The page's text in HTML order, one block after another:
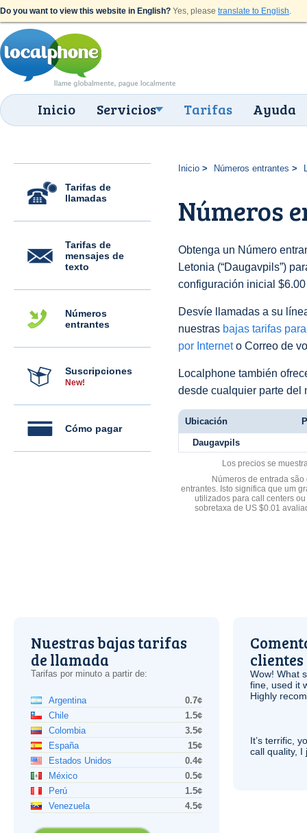
Do you want to view this website in English? Yes, please translate to English.
Inicio Servicios Tarifas Ayuda
Tarifas de
llamadas
Tarifas de
mensajes de
texto
Números
entrantes
Suscripciones
New!
Cómo pagar
Inicio Números entrantes
Números
Obtenga un Número
Letonia (“Daugavpils”)
configuración inicial
Desvíe llamadas a su
nuestras bajas tarifas
por Interneto Correo de
Localphone también
desde cualquier parte del
Ubicación
Daugavpils
Los precios se
Números de entrada
entrantes. Isto significa que um
utilizados para call centers
sobretaxa de US $0.01
Nuestras bajas tarifas
de llamada
Tarifas por minuto a partir de:
Argentina
0.7¢
Chile
1.5¢
Colombia
3.5¢
España
15¢
Estados Unidos
0.4¢
México
0.5¢
Perú
1.5¢
Venezuela
4.5¢
clientes
Wow! What
fine, used it
Highly
It’s terrific,
call quality, I